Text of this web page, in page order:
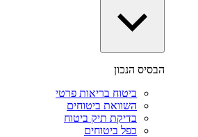
הבסיס הנכון
ביטוח בריאות פרטי
השוואת ביטוחים
בדיקת תיק ביטוח
כפל ביטוחים